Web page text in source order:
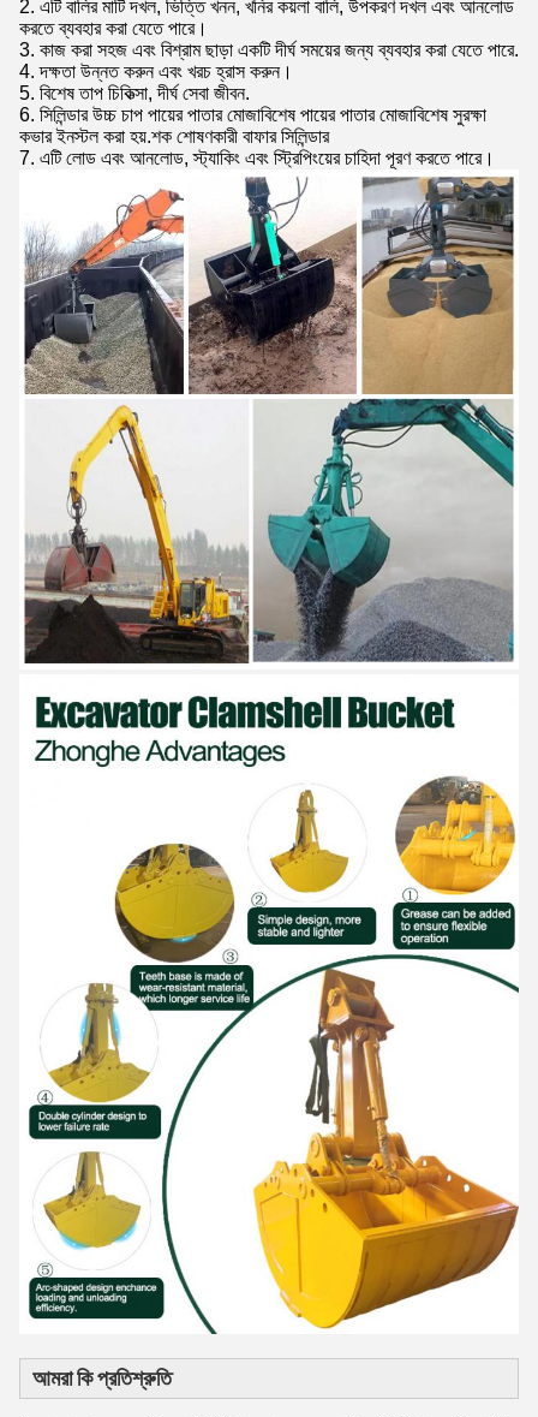
2. এটি বালির মাটি দখল, ভিত্তি খনন, খনির কয়লা বালি, উপকরণ দখল এবং আনলোড
করতে ব্যবহার করা যেতে পারে।
3. কাজ করা সহজ এবং বিশ্রাম ছাড়া একটি দীর্ঘ সময়ের জন্য ব্যবহার করা যেতে পারে.
4. দক্ষতা উন্নত করুন এবং খরচ হ্রাস করুন।
5. বিশেষ তাপ চিকিত্সা, দীর্ঘ সেবা জীবন.
6. সিলিন্ডার উচ্চ চাপ পায়ের পাতার মোজাবিশেষ পায়ের পাতার মোজাবিশেষ সুরক্ষা
কভার ইনস্টল করা হয়.শক শোষণকারী বাফার সিলিন্ডার
7. এটি লোড এবং আনলোড, স্ট্যাকিং এবং স্ট্রিপিংয়ের চাহিদা পূরণ করতে পারে।
আমরা কি প্রতিশ্রুতি